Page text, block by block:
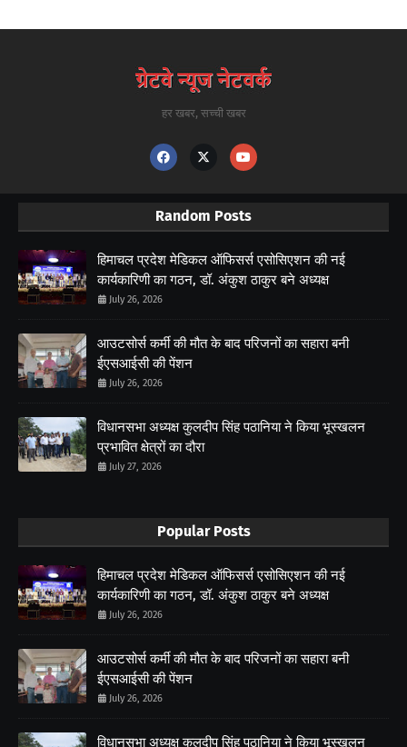
हर खबर, सच्ची खबर
Random Posts
हिमाचल प्रदेश मेडिकल ऑफिसर्स एसोसिएशन की नई
कार्यकारिणी का गठन, डॉ. अंकुश ठाकुर बने अध्यक्ष
July 26, 2026
आउटसोर्स कर्मी की मौत के बाद परिजनों का सहारा बनी
ईएसआईसी की पेंशन
July 26, 2026
विधानसभा अध्यक्ष कुलदीप सिंह पठानिया ने किया भूस्खलन
प्रभावित क्षेत्रों का दौरा
July 27, 2026
Popular Posts
हिमाचल प्रदेश मेडिकल ऑफिसर्स एसोसिएशन की नई
कार्यकारिणी का गठन, डॉ. अंकुश ठाकुर बने अध्यक्ष
July 26, 2026
आउटसोर्स कर्मी की मौत के बाद परिजनों का सहारा बनी
ईएसआईसी की पेंशन
July 26, 2026
विधानसभा अध्यक्ष कुलदीप सिंह पठानिया ने किया भूस्खलन